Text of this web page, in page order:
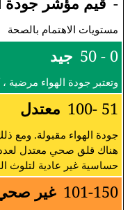
مستويات الاهتمام بالصحة
0 - 50 جيد
وتعتبر جودة الهواء مرضية
51 -100 معتدل
جودة الهواء مقبولة. ومع
هناك قلق صحي معتدل
حساسية غير عادية لتلوث
101-150 غير